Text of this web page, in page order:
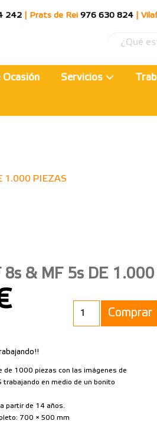
242 Prats de Rei 976 630 824
Ocasión Servicios
1.000 PIEZAS
8s & MF 5s DE 1.000
Comprar
de 1000 piezas con las ­imágenes de
trabajando en medio de un bonito
partir de 14 años.
700 × 500 mm